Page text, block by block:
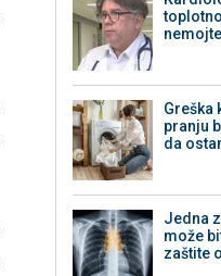
Greška
pranju
da
Jedna
može
zaštite